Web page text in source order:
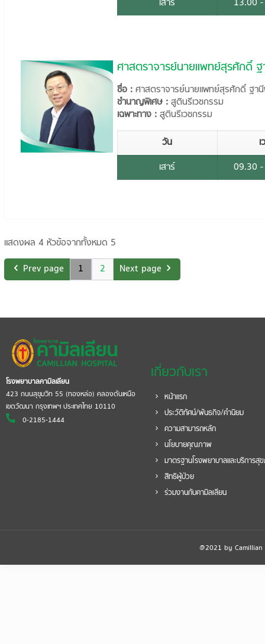
เสาร์
13.00
ศาสตราจารย์นายแพทย์สุรศักดิ์
ชื่อ :ศาสตราจารย์นายแพทย์สุรศักดิ์ ฐา
ชำนาญพิเศษ :สูตินรีเวชกรรม
เฉพาะทาง :สูตินรีเวชกรรม
วัน
เสาร์
09.30
แสดงผล 4 หัวข้อจากทั้งหมด 5
Prev page
1 2 Next page
โรงพยาบาลคามิลเลียน
423 ถนนสุขุมวิท 55 (ทองหล่อ) คลองตันเหนือ
เขตวัฒนา กรุงเทพฯ ประเทศไทย 10110
0-2185-1444
เกี่ยวกับเรา
หน้าแรก
ประวัติทัศน์/พันธกิจ/คำนิยม
ความสามารถหลัก
นโยบายคุณภาพ
มาตรฐานโรงพยาบาลและบริการสุ
สิทธิผู้ป่วย
ร่วมงานกับคามิลเลียน
@2021 by